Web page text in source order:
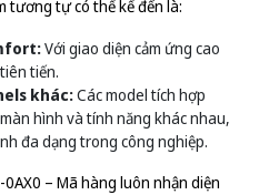
tương tự có thể kể đến là:
Với giao diện cảm ứng cao
tiến.
khác:Các model tích hợp
hình và tính năng khác nhau,
đa dạng trong công nghiệp.
– Mã hàng luôn nhận diện